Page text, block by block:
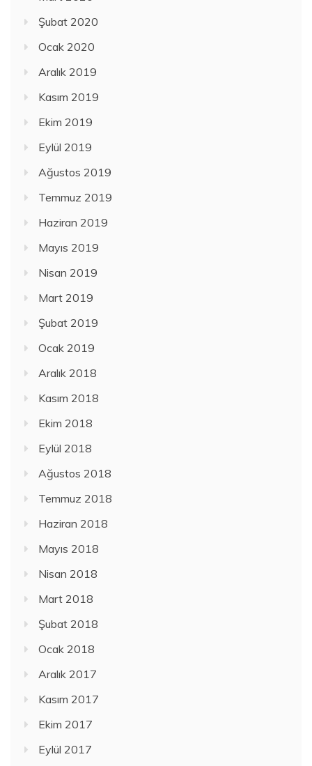
Şubat 2020
Ocak 2020
Aralık 2019
Kasım 2019
Ekim 2019
Eylül 2019
Ağustos 2019
Temmuz 2019
Haziran 2019
Mayıs 2019
Nisan 2019
Mart 2019
Şubat 2019
Ocak 2019
Aralık 2018
Kasım 2018
Ekim 2018
Eylül 2018
Ağustos 2018
Temmuz 2018
Haziran 2018
Mayıs 2018
Nisan 2018
Mart 2018
Şubat 2018
Ocak 2018
Aralık 2017
Kasım 2017
Ekim 2017
Eylül 2017